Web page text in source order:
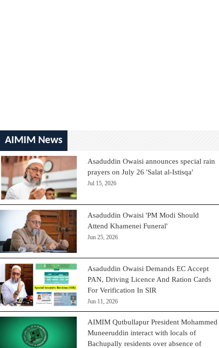
AIMIM News
Asaduddin Owaisi announces special rain
prayers on July 26 'Salat al-Istisqa'
Jul 15, 2026
Asaduddin Owaisi 'PM Modi Should
Attend Khamenei Funeral'
Jun 25, 2026
Asaduddin Owaisi Demands EC Accept
PAN, Driving Licence And Ration Cards
For Verification In SIR
Jun 11, 2026
AIMIM Qutbullapur President Mohammed
Muneeruddin interact with locals of
Bachupally residents over absence of